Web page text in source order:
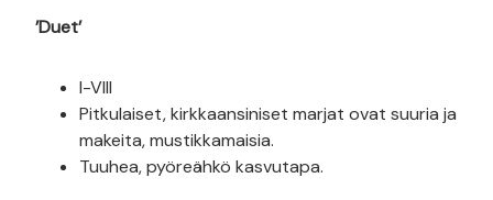
’Duet’
I-VIII
Pitkulaiset, kirkkaansiniset marjat ovat suuria ja
makeita, mustikkamaisia.
Tuuhea, pyöreähkö kasvutapa.